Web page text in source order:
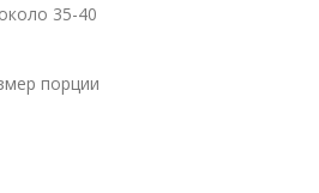
35-40
порции